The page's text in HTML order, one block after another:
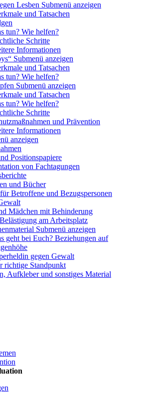
Lesben Submenü anzeigen
und Tatsachen
tun? Wie helfen?
Schritte
Informationen
Submenü anzeigen
und Tatsachen
tun? Wie helfen?
Submenü anzeigen
und Tatsachen
tun? Wie helfen?
Schritte
und Prävention
Informationen
anzeigen
Positionspapiere
von Fachtagungen
und Bücher
Betroffene und Bezugspersonen
Mädchen mit Behinderung
am Arbeitsplatz
Submenü anzeigen
geht bei Euch? Beziehungen auf
gegen Gewalt
richtige Standpunkt
Aufkleber und sonstiges Material